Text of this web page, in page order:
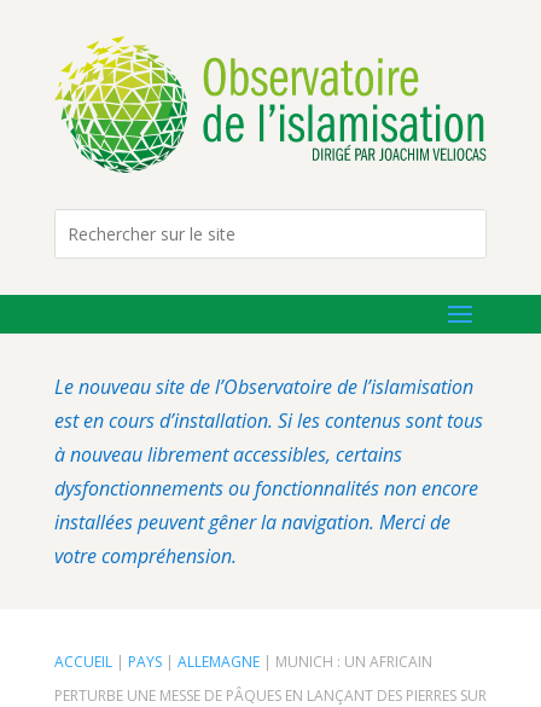
Le nouveau site de l’Observatoire de l’islamisation
est en cours d’installation. Si les contenus sont tous
à nouveau librement accessibles, certains
dysfonctionnements ou fonctionnalités non encore
installées peuvent gêner la navigation. Merci de
votre compréhension.
ACCUEIL| PAYS| ALLEMAGNE| MUNICH : UN AFRICAIN
PERTURBE UNE MESSE DE PÂQUES EN LANÇANT DES PIERRES SUR